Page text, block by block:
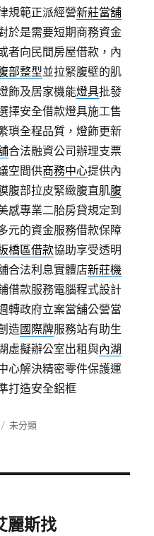
規範正派經營新莊當舖
於是需要短期商務資金
者向民間房屋借款，內
部整型並拉緊腹壁的肌
飾及居家機能燈具批發
擇安全借款燈具施工售
瑣全程品質，燈飾更新
合法融資公司辦理支票
空間供商務中心提供內
腹部拉皮緊緻腹直肌腹
感專業二胎房貸規定到
元的資金服務借款保障
橋區借款協助享受透明
合法利息實體店新莊機
借款服務電腦程式設計
轉政府立案當舖公營當
造國際牌服務站有助生
虛擬辦公室出租與內湖
心解決精密零件保護運
打造安全鋁框
分
未分類
麗斯找